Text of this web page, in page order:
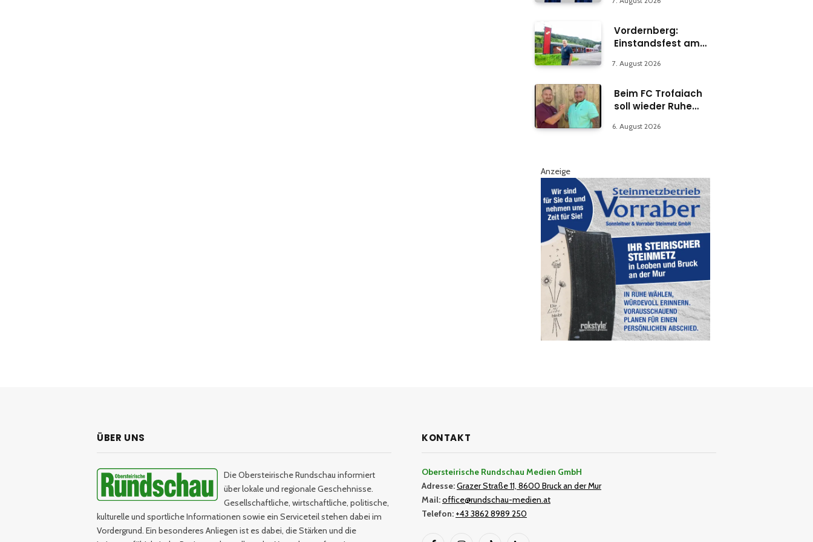
Vordernberg:
Einstandsfest am
7. August 2026
Beim FC Trofaiach
soll wieder Ruhe
6. August 2026
Anzeige
ÜBER UNS
Die Obersteirische Rundschau informiert
über lokale und regionale Geschehnisse.
Gesellschaftliche, wirtschaftliche, politische,
kulturelle und sportliche Informationen sowie ein Serviceteil stehen dabei im
Vordergrund. Ein besonderes Anliegen ist es dabei, die Stärken und die
KONTAKT
Obersteirische Rundschau Medien GmbH
Adresse:Grazer Straße 11, 8600 Bruck an der Mur
Mail:office@rundschau-medien.at
Telefon: +43 3862 8989 250